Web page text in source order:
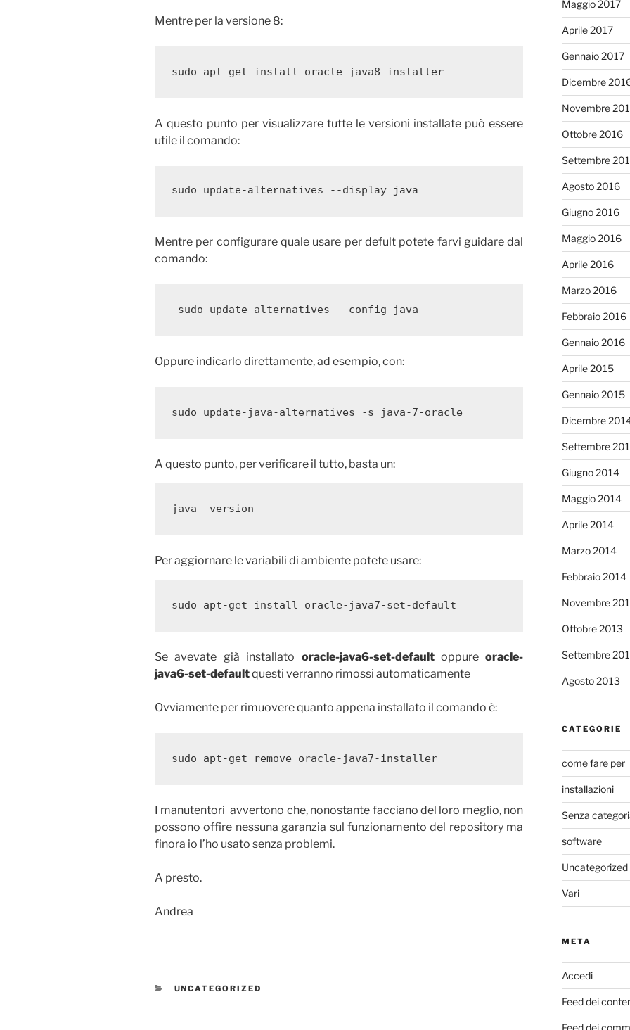
Mentre per la versione 8:
sudo apt-get install oracle-java8-installer
A questo punto per visualizzare tutte le versioni installate può essere
utile il comando:
sudo update-alternatives --display java
Mentre per configurare quale usare per defult potete farvi guidare dal
comando:
sudo update-alternatives --config java
Oppure indicarlo direttamente, ad esempio, con:
sudo update-java-alternatives -s java-7-oracle
A questo punto, per verificare il tutto, basta un:
java -version
Per aggiornare le variabili di ambiente potete usare:
sudo apt-get install oracle-java7-set-default
Se avevate già installato oracle-java6-set-defaultoppureoracle-
java6-set-defaultquesti verranno rimossi automaticamente
Ovviamente per rimuovere quanto appena installato il comando è:
sudo apt-get remove oracle-java7-installer
I manutentori avvertono che, nonostante facciano del loro meglio, non
possono offire nessuna garanzia sul funzionamento del repository ma
finora io l’ho usato senza problemi.
A presto.
Andrea
CATEGORIE
UNCATEGORIZED
Maggio 2017
Aprile 2017
Gennaio 2017
Dicembre
Novembre
Ottobre 2016
Settembre
Agosto 2016
Giugno 2016
Maggio 2016
Aprile 2016
Marzo 2016
Febbraio 2016
Gennaio 2016
Aprile 2015
Gennaio 2015
Dicembre
Settembre
Giugno 2014
Maggio 2014
Aprile 2014
Marzo 2014
Febbraio 2014
Novembre
Ottobre 2013
Settembre
Agosto 2013
CATEGORIE
come fare per
installazioni
Senza
software
Uncategorized
Vari
META
Accedi
Feed dei